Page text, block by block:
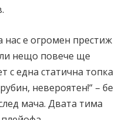
нас е огромен престиж
нещо повече ще
с една статична топка
невероятен!“ – бе
мача. Двата тима